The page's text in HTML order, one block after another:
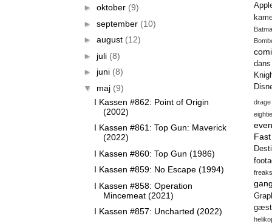
► oktober (9)
► september (10)
► august (12)
► juli (8)
► juni (8)
▼ maj (9)
I Kassen #862: Point of Origin
(2002)
I Kassen #861: Top Gun: Maverick
(2022)
I Kassen #860: Top Gun (1986)
I Kassen #859: No Escape (1994)
I Kassen #858: Operation
Mincemeat (2021)
I Kassen #857: Uncharted (2022)
dans
drage
freaks